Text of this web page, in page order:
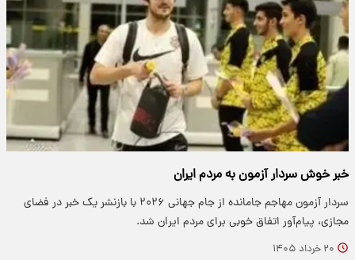
خبر خوش سردار آزمون به مردم ایران
سردار آزمون مهاجم جامانده از جام جهانی ۲۰۲۶ با بازنشر یک خبر در فضای
مجازی، پیام‌آور اتفاق خوبی برای مردم ایران شد.
۲۰ خرداد ۱۴۰۵